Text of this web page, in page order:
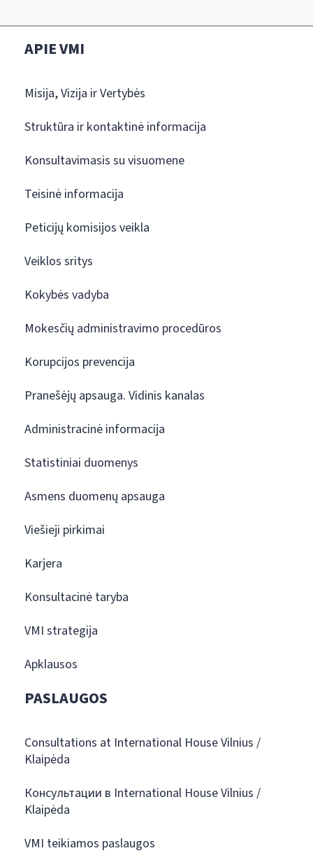
APIE VMI
Misija, Vizija ir Vertybės
Struktūra ir kontaktinė informacija
Konsultavimasis su visuomene
Teisinė informacija
Peticijų komisijos veikla
Veiklos sritys
Kokybės vadyba
Mokesčių administravimo procedūros
Korupcijos prevencija
Pranešėjų apsauga. Vidinis kanalas
Administracinė informacija
Statistiniai duomenys
Asmens duomenų apsauga
Viešieji pirkimai
Karjera
Konsultacinė taryba
VMI strategija
Apklausos
PASLAUGOS
Consultations at International House Vilnius /
Klaipėda
Консультации в International House Vilnius /
Klaipėda
VMI teikiamos paslaugos